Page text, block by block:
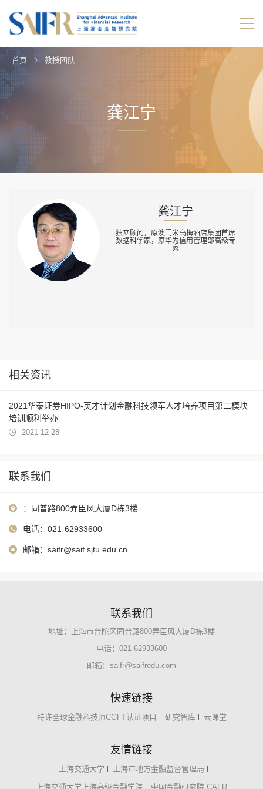
首页 教授团队
龚江宁
龚江宁
独立顾问，原澳门米高梅酒店集团首席
数据科学家，原华为信用管理部高级专
家
相关资讯
2021华泰证券HIPO-英才计划金融科技领军人才培养项目第二模块
培训顺利举办
2021-12-28
联系我们
：同普路800弄臣风大厦D栋3楼
电话：021-62933600
邮箱： saifr@saif.sjtu.edu.cn
联系我们
地址：上海市普陀区同普路800弄臣风大厦D栋3楼
电话：021-62933600
邮箱： saifr@saifredu.com
快速链接
特许全球金融科技师CGFT认证项目 研究智库 云课堂
友情链接
上海交通大学 上海市地方金融监督管理局
上海交通大学上海高级金融学院 中国金融研究院 CAFR